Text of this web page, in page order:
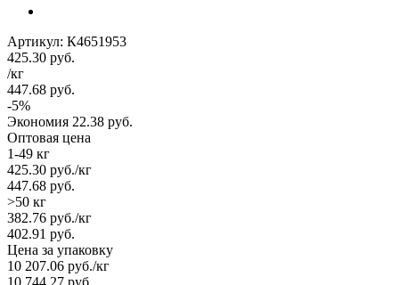
Артикул: К4651953
425.30 руб.
/кг
447.68 руб.
-5%
Экономия 22.38 руб.
Оптовая цена
1-49 кг
425.30 руб./кг
447.68 руб.
>50 кг
382.76 руб./кг
402.91 руб.
Цена за упаковку
10 207.06 руб./кг
10 744.27 руб.